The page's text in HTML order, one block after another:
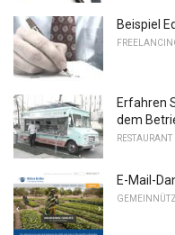
Beispiel
Erfahren
dem
RESTAURANT
E-Mail-